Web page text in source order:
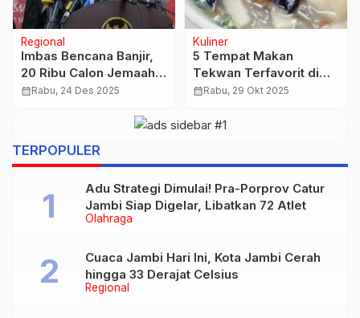
Nasional
Banjir Bandang Putus
Jembatan, Kampung
Karikil Sukabumi
calendar_monthSenin, 29 Des 2025
Otobiz
Tidak Diproduksi Lagi,
Motor Sport Yamaha
Vixion R Disuntik Mati
calendar_monthSenin, 22 Des 2025
TERPOPULER
Olahraga
Adu Strategi Dimulai! Pra-Porprov Catur
Jambi Siap Digelar, Libatkan 72 Atlet
Regional
Cuaca Jambi Hari Ini, Kota Jambi Cerah
hingga 33 Derajat Celsius